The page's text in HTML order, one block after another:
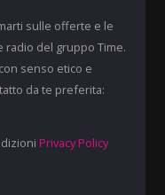
sulle offerte e le
radio del gruppo Time.
senso etico e
da te preferita:
Privacy Policy